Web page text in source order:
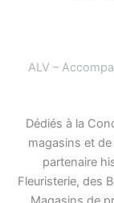
ALV –
Dédiés à la
magasins et
partenaire
Fleuristerie, des